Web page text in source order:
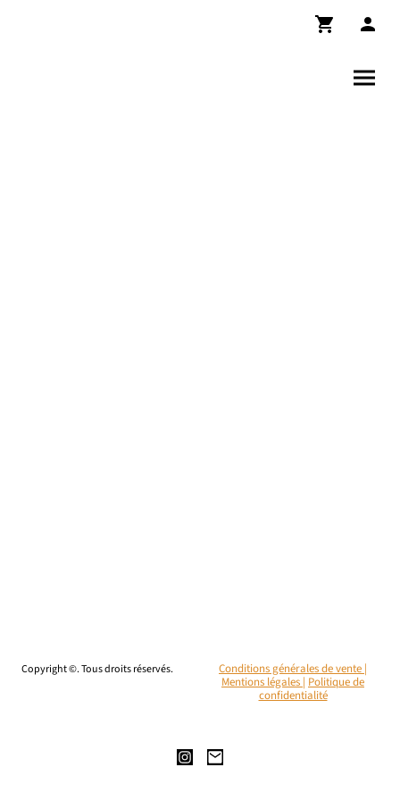
Copyright ©. Tous droits réservés.
Conditions générales de vente |
Mentions légales | Politique de
confidentialité